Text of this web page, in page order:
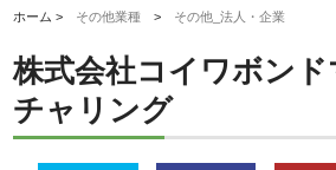
ホーム > その他業種 > その他_法人・企業
株式会社コイワボン
チャリング